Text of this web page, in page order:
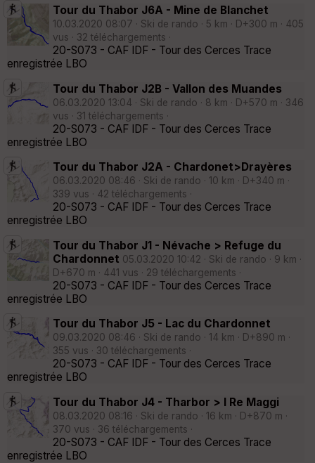
Tour du Thabor J6A - Mine de Blanchet
10.03.2020 08:07 · Ski de rando · 5 km · D+300 m · 405
vus · 32 téléchargements ·
20-S073 - CAF IDF - Tour des Cerces Trace
enregistrée LBO
Tour du Thabor J2B - Vallon des Muandes
06.03.2020 13:04 · Ski de rando · 8 km · D+570 m · 346
vus · 31 téléchargements ·
20-S073 - CAF IDF - Tour des Cerces Trace
enregistrée LBO
Tour du Thabor J2A - Chardonet>Drayères
06.03.2020 08:46 · Ski de rando · 10 km · D+340 m ·
339 vus · 42 téléchargements ·
20-S073 - CAF IDF - Tour des Cerces Trace
enregistrée LBO
Tour du Thabor J1 - Névache > Refuge du
Chardonnet 05.03.2020 10:42 · Ski de rando · 9 km ·
D+670 m · 441 vus · 29 téléchargements ·
20-S073 - CAF IDF - Tour des Cerces Trace
enregistrée LBO
Tour du Thabor J5 - Lac du Chardonnet
09.03.2020 08:46 · Ski de rando · 14 km · D+890 m ·
355 vus · 30 téléchargements ·
20-S073 - CAF IDF - Tour des Cerces Trace
enregistrée LBO
Tour du Thabor J4 - Tharbor > I Re Maggi
08.03.2020 08:16 · Ski de rando · 16 km · D+870 m ·
370 vus · 36 téléchargements ·
20-S073 - CAF IDF - Tour des Cerces Trace
enregistrée LBO